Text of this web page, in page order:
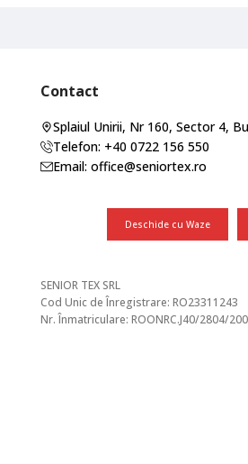
Contact
Splaiul Unirii, Nr 160, Sector 4,
Telefon: +40 0722 156 550
Email: office@seniortex.ro
Deschide cu Waze
SENIOR TEX SRL
Cod Unic de Înregistrare: RO23311243
Nr. Înmatriculare: ROONRC.J40/2804/